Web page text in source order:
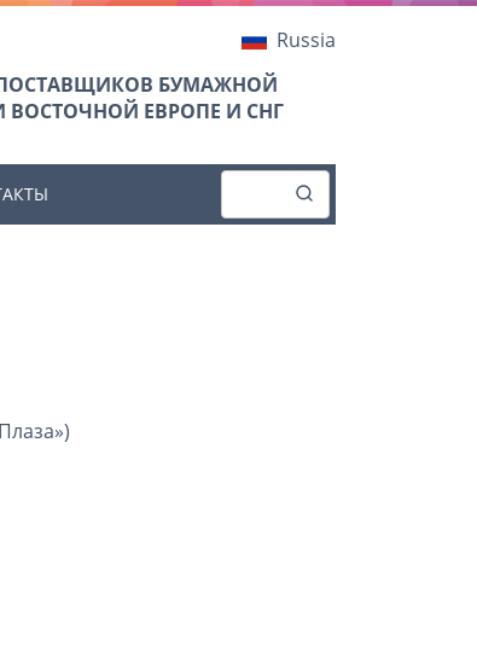
Russia
БУМАЖНОЙ
ЕВРОПЕ И СНГ